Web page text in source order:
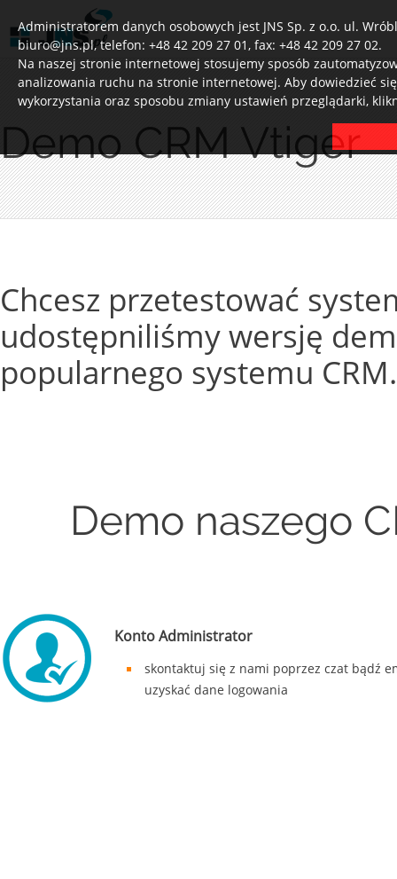
Administratorem danych osobowych jest JNS Sp. z o.o. ul.
biuro@jns.pl, telefon: +48 42 209 27 01, fax: +48 42 209 27 02.
Na naszej stronie internetowej stosujemy sposób
analizowania ruchu na stronie internetowej. Aby dowiedzieć
wykorzystania oraz sposobu zmiany ustawień przeglądarki,
Demo CRM Vtiger
Chcesz przetestować
udostępniliśmy wersję
popularnego systemu CRM.
Demo naszego
Konto Administrator
skontaktuj się z nami poprzez czat bądź
uzyskać dane logowania